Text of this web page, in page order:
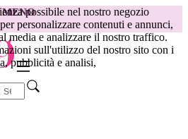
possibile nel nostro negozio
personalizzare contenuti e annunci,
media e analizzare il nostro traffico.
sull'utilizzo del nostro sito con i
pubblicità e analisi,